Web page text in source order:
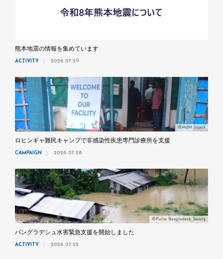
熊本地震の情報を集めています
ACTIVITY 2026.07.29
©MdM Japan
ロヒンギャ難民キャンプで非感染性疾患専門診療所を支援
CAMPAIGN 2026.07.28
©Pulse Bangladesh Society
バングラデシュ水害緊急支援を開始しました
ACTIVITY 2026.07.22